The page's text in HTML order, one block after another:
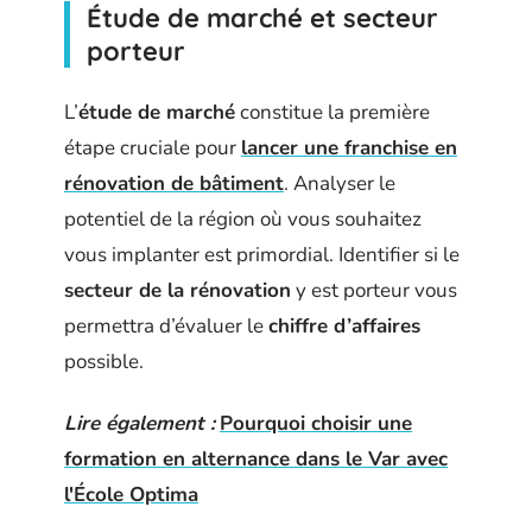
Étude de marché et secteur
porteur
L’étude de marchéconstitue la première
étape cruciale pour lancer une franchise en
rénovation de bâtiment. Analyser le
potentiel de la région où vous souhaitez
vous implanter est primordial. Identifier si le
secteur de la rénovation y est porteur vous
permettra d’évaluer lechiffre d’affaires
possible.
Lire également : Pourquoi choisir une
formation en alternance dans le Var avec
l'École Optima